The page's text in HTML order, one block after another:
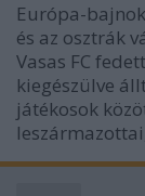
Európa-
és az osztrák
Vasas FC
kiegészülve
játékosok